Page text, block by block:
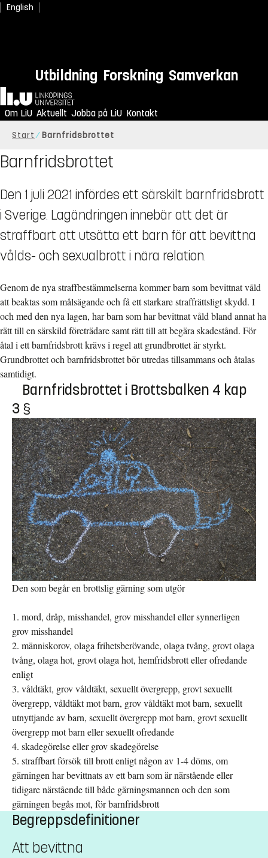
English
Utbildning Forskning Samverkan
Hem
Om LiU Aktuellt Jobba på LiU Kontakt
Start Barnfridsbrottet
Barnfridsbrottet
Den 1 juli 2021 infördes ett särskilt barnfridsbrott
i Sverige. Lagändringen innebär att det är
straffbart att utsätta ett barn för att bevittna
vålds- och sexualbrott i nära relation.
Genom de nya straffbestämmelserna kommer barn som bevittnat våld
att beaktas som målsägande och få ett starkare straffrättsligt skydd. I
och med den nya lagen, har barn som har bevittnat våld bland annat ha
rätt till en särskild företrädare samt rätt till att begära skadestånd. För
åtal i ett barnfridsbrott krävs i regel att grundbrottet är styrkt.
Grundbrottet och barnfridsbrottet bör utredas tillsammans och åtalas
samtidigt.
Barnfridsbrottet i Brottsbalken 4 kap
3 §
Den som begår en brottslig gärning som utgör
1. mord, dråp, misshandel, grov misshandel eller synnerligen
grov misshandel
2. människorov, olaga frihetsberövande, olaga tvång, grovt olaga
tvång, olaga hot, grovt olaga hot, hemfridsbrott eller ofredande
enligt
3. våldtäkt, grov våldtäkt, sexuellt övergrepp, grovt sexuellt
övergrepp, våldtäkt mot barn, grov våldtäkt mot barn, sexuellt
utnyttjande av barn, sexuellt övergrepp mot barn, grovt sexuellt
övergrepp mot barn eller sexuellt ofredande
4. skadegörelse eller grov skadegörelse
5. straffbart försök till brott enligt någon av 1-4 döms, om
gärningen har bevittnats av ett barn som är närstående eller
tidigare närstående till både gärningsmannen och den som
gärningen begås mot, för barnfridsbrott
Begreppsdefinitioner
Att bevittna